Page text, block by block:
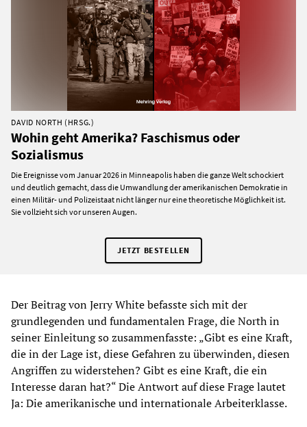
DAVID NORTH (HRSG.)
Wohin geht Amerika? Faschismus oder
Sozialismus
Die Ereignisse vom Januar 2026 in Minneapolis haben die ganze Welt schockiert
und deutlich gemacht, dass die Umwandlung der amerikanischen Demokratie in
einen Militär- und Polizeistaat nicht länger nur eine theoretische Möglichkeit ist.
Sie vollzieht sich vor unseren Augen.
JETZT BESTELLEN
Der Beitrag von Jerry White befasste sich mit der
grundlegenden und fundamentalen Frage, die North in
seiner Einleitung so zusammenfasste: „Gibt es eine Kraft,
die in der Lage ist, diese Gefahren zu überwinden, diesen
Angriffen zu widerstehen? Gibt es eine Kraft, die ein
Interesse daran hat?“ Die Antwort auf diese Frage lautet
Ja: Die amerikanische und internationale Arbeiterklasse.